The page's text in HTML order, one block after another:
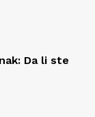
Da li ste